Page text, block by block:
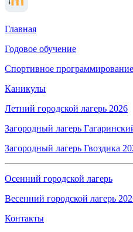
Главная
Годовое обучение
Спортивное программирование
Каникулы
Летний городской лагерь 2026
Загородный лагерь
Загородный лагерь Гвоздика
Осенний городской лагерь
Весенний городской лагерь
Контакты